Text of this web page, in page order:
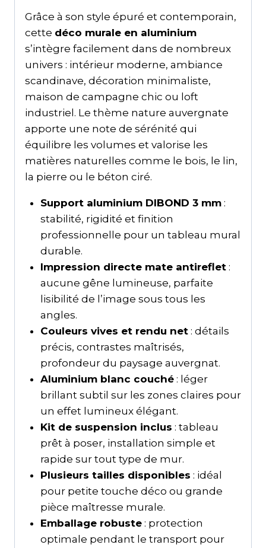
Grâce à son style épuré et contemporain,
cette déco murale en aluminium
s’intègre facilement dans de nombreux
univers : intérieur moderne, ambiance
scandinave, décoration minimaliste,
maison de campagne chic ou loft
industriel. Le thème nature auvergnate
apporte une note de sérénité qui
équilibre les volumes et valorise les
matières naturelles comme le bois, le lin,
la pierre ou le béton ciré.
Support aluminium DIBOND 3 mm:
stabilité, rigidité et finition
professionnelle pour un tableau mural
durable.
Impression directe mate antireflet:
aucune gêne lumineuse, parfaite
lisibilité de l’image sous tous les
angles.
Couleurs vives et rendu net: détails
précis, contrastes maîtrisés,
profondeur du paysage auvergnat.
Aluminium blanc couché: léger
brillant subtil sur les zones claires pour
un effet lumineux élégant.
Kit de suspension inclus : tableau
prêt à poser, installation simple et
rapide sur tout type de mur.
Plusieurs tailles disponibles : idéal
pour petite touche déco ou grande
pièce maîtresse murale.
Emballage robuste: protection
optimale pendant le transport pour